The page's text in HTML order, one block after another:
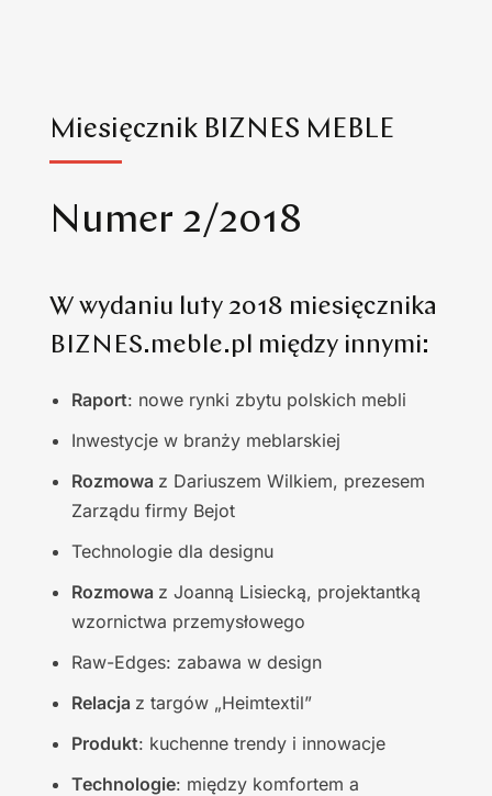
Miesięcznik BIZNES MEBLE
Numer 2/2018
W wydaniu luty 2018 miesięcznika
BIZNES.meble.pl między innymi:
Raport: nowe rynki zbytu polskich mebli
Inwestycje w branży meblarskiej
Rozmowa z Dariuszem Wilkiem, prezesem
Zarządu firmy Bejot
Technologie dla designu
Rozmowa z Joanną Lisiecką, projektantką
wzornictwa przemysłowego
Raw-Edges: zabawa w design
Relacja z targów „Heimtextil”
Produkt: kuchenne trendy i innowacje
Technologie: między komfortem a